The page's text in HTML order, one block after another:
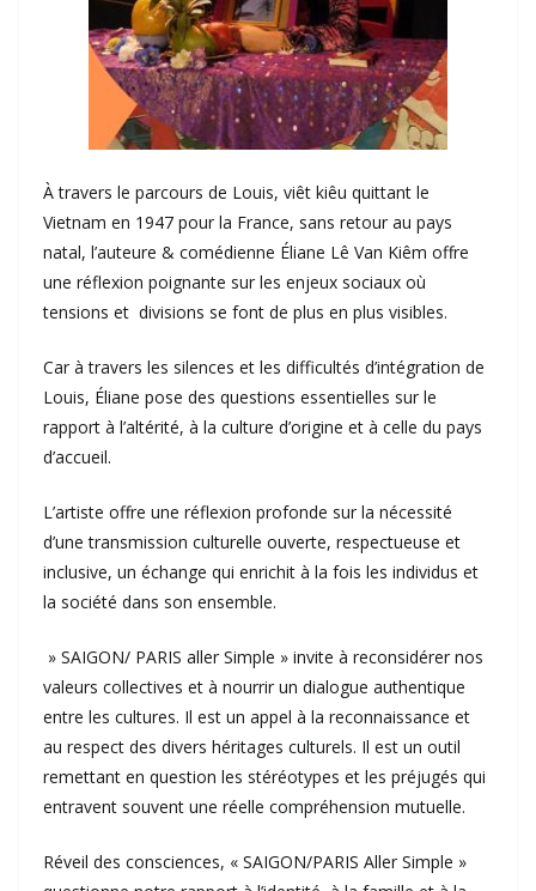
À travers le parcours de Louis, viêt kiêu quittant le
Vietnam en 1947 pour la France, sans retour au pays
natal, l’auteure & comédienne Éliane Lê Van Kiêm offre
une réflexion poignante sur les enjeux sociaux où
tensions et divisions se font de plus en plus visibles.
Car à travers les silences et les difficultés d’intégration de
Louis, Éliane pose des questions essentielles sur le
rapport à l’altérité, à la culture d’origine et à celle du pays
d’accueil.
L’artiste offre une réflexion profonde sur la nécessité
d’une transmission culturelle ouverte, respectueuse et
inclusive, un échange qui enrichit à la fois les individus et
la société dans son ensemble.
» SAIGON/ PARIS aller Simple » invite à reconsidérer nos
valeurs collectives et à nourrir un dialogue authentique
entre les cultures. Il est un appel à la reconnaissance et
au respect des divers héritages culturels. Il est un outil
remettant en question les stéréotypes et les préjugés qui
entravent souvent une réelle compréhension mutuelle.
Réveil des consciences, « SAIGON/PARIS Aller Simple »